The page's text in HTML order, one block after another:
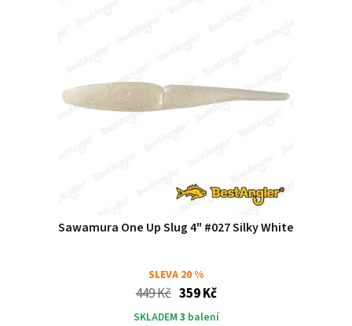
Sawamura One Up Slug 4" #027 Silky White
SLEVA 20 %
449 Kč 359 Kč
SKLADEM 3 balení